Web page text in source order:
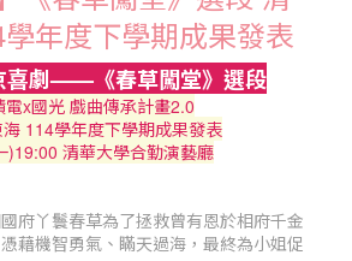
年度下學期成果發表
喜劇——《春草闖堂》選段
電x國光 戲曲傳承計畫2.0
114學年度下學期成果發表
)19:00 清華大學合勤演藝廳
府丫鬟春草為了拯救曾有恩於相府千金
藉機智勇氣、瞞天過海，最終為小姐促